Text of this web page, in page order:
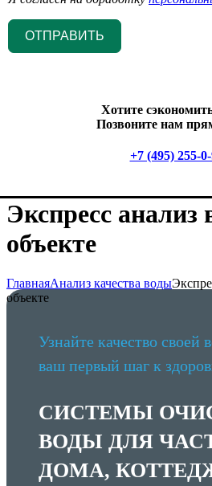
ОТПРАВИТЬ
Хотите
Позвоните нам
+7 (495) 255-
Экспресс анализ
объекте
ГлавнаяАнализ качества воды
объекте
Узнайте качество своей
ваш первый шаг к
СИСТЕМЫ
ВОДЫ ДЛЯ
ДОМА,